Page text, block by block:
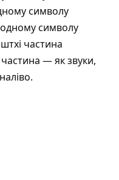
символу
(одному символу
частина
— як звуки,